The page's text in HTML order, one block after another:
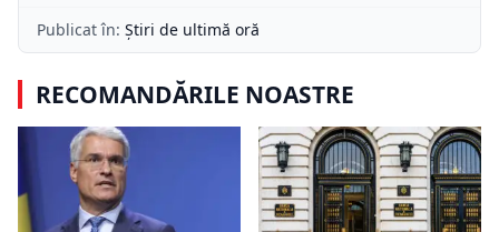
Publicat în: Știri de ultimă oră
RECOMANDĂRILE NOASTRE